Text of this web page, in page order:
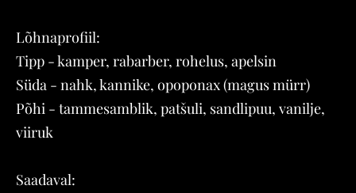
Lõhnaprofiil:
Tipp - kamper, rabarber, rohelus, apelsin
Süda - nahk, kannike, opoponax (magus mürr)
Põhi - tammesamblik, patšuli, sandlipuu, vanilje,
viiruk
Saadaval: